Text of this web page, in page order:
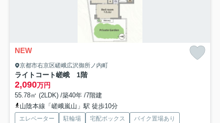
NEW
京都市右京区嵯峨広沢御所ノ内町
ライトコート嵯峨 1階
2,090万円
55.78㎡ (2LDK) /築40年 /7階建
山陰本線「嵯峨嵐山」駅 徒歩10分
エレベーター 駐輪場 宅配ボックス
バイク置場あり